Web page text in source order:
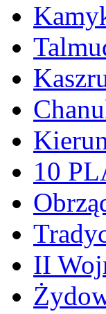
10
II